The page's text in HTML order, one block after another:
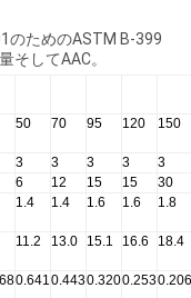
のためのASTM B-399
そしてAAC。
50 70 95 120 150
3 3 3 3
3
6 12 15 15
30
1.4 1.4 1.6 1.6 1.8
11.2 13.0 15.1 16.6 18.4
0.6410.4430.3200.2530.206